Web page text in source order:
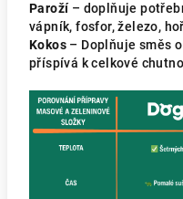
Paroží– doplňuje
vápník, fosfor, železo,
Kokos – Doplňuje směs
příspívá k celkové